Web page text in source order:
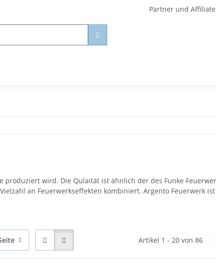
Partner und Affiliate
produziert wird. Die Qulaität ist ähnlich der des Funke
an Feuerwerkseffekten kombiniert. Argento Feuerwerk
Artikel 1 - 20 von 86